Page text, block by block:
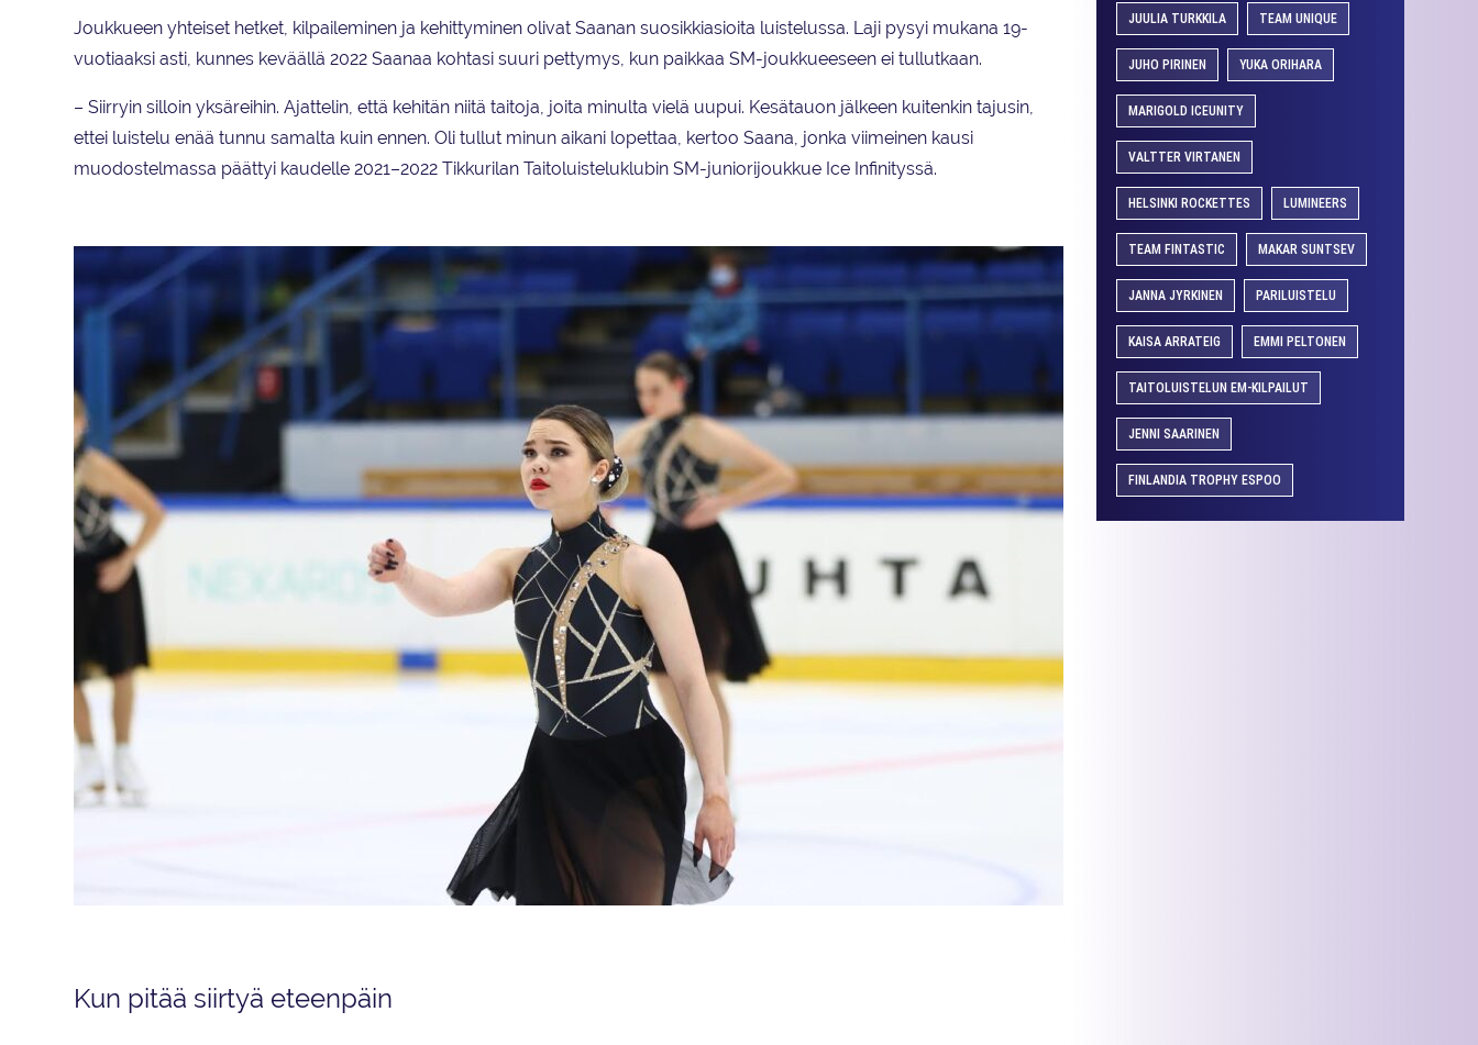
Joukkueen yhteiset hetket, kilpaileminen ja kehittyminen olivat Saanan suosikkiasioita luistelussa. Laji pysyi mukana 19-
vuotiaaksi asti, kunnes keväällä 2022 Saanaa kohtasi suuri pettymys, kun paikkaa SM-joukkueeseen ei tullutkaan.
– Siirryin silloin yksäreihin. Ajattelin, että kehitän niitä taitoja, joita minulta vielä uupui. Kesätauon jälkeen kuitenkin tajusin,
ettei luistelu enää tunnu samalta kuin ennen. Oli tullut minun aikani lopettaa, kertoo Saana, jonka viimeinen kausi
muodostelmassa päättyi kaudelle 2021–2022 Tikkurilan Taitoluisteluklubin SM-juniorijoukkue Ice Infinityssä.
Kun pitää siirtyä eteenpäin
JUULIA TURKKILA TEAM UNIQUE
JUHO PIRINEN YUKA ORIHARA
MARIGOLD ICEUNITY
VALTTER VIRTANEN
HELSINKI ROCKETTES LUMINEERS
TEAM FINTASTIC MAKAR SUNTSEV
JANNA JYRKINEN PARILUISTELU
KAISA ARRATEIG EMMI PELTONEN
TAITOLUISTELUN EM-KILPAILUT
JENNI SAARINEN
FINLANDIA TROPHY ESPOO